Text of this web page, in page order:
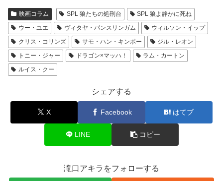
映画コラム SPL 狼たちの処刑台
SPL 狼よ静かに死ね
ウー・ユエ
ヴィタヤ・パンスリンガム
ウィルソン・イップ
クリス・コリンズ
サモ・ハン・キンポー
ジル・レオン
トニー・ジャー
ドラゴン×マッハ！
ラム・カートン
ルイス・クー
シェアする
X Facebook はてブ
LINE コピー
滝口アキラをフォローする